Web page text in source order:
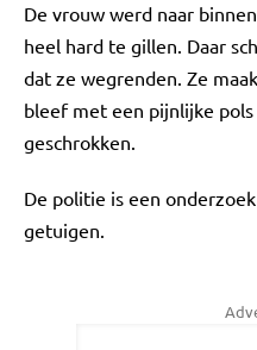
De vrouw werd naar
heel hard te gillen. Daar
dat ze wegrenden. Ze
bleef met een pijnlijke pols
geschrokken.
De politie is een
getuigen.